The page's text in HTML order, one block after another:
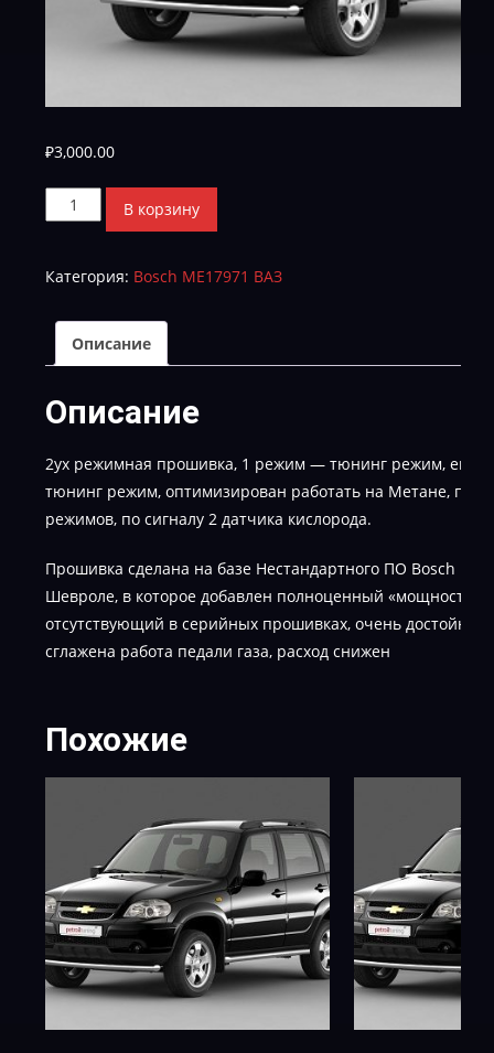
₽3,000.00
Количество
товара
Шевроле
Е-2_DUAL_MODE-
GBO4
В корзину
Категория: Bosch МЕ17971 ВАЗ
Описание
Описание
2ух режимная прошивка, 1 режим — тюнинг режим,
тюнинг режим, оптимизирован работать на Метане,
режимов, по сигналу 2 датчика кислорода.
Прошивка сделана на базе Нестандартного ПО Bosch
Шевроле, в которое добавлен полноценный
отсутствующий в серийных прошивках, очень достойная
сглажена работа педали газа, расход снижен
Похожие